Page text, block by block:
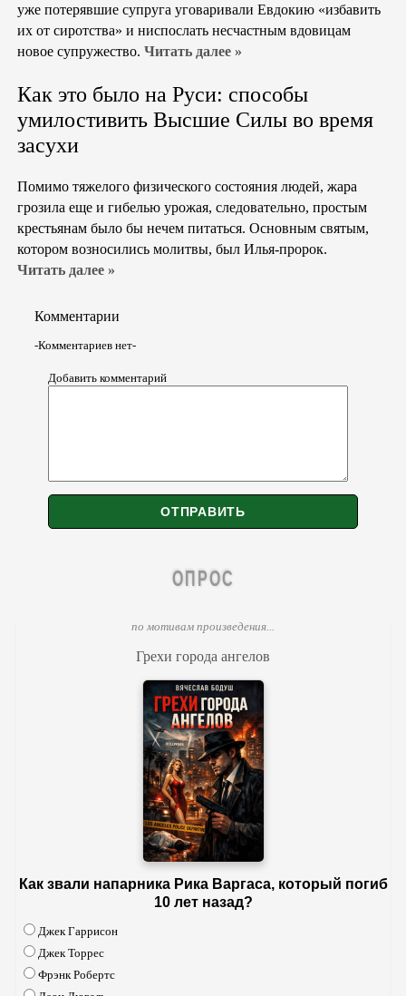
уже потерявшие супруга уговаривали Евдокию «избавить
их от сиротства» и ниспослать несчастным вдовицам
новое супружество. Читать далее »
Как это было на Руси: способы
умилостивить Высшие Силы во время
засухи
Помимо тяжелого физического состояния людей, жара
грозила еще и гибелью урожая, следовательно, простым
крестьянам было бы нечем питаться. Основным святым,
котором возносились молитвы, был Илья-пророк.
Читать далее »
Комментарии
-Комментариев нет-
Добавить комментарий
ОПРОС
по мотивам произведения...
Грехи города ангелов
Как звали напарника Рика Варгаса, который погиб
10 лет назад?
Джек Гаррисон
Джек Торрес
Фрэнк Робертс